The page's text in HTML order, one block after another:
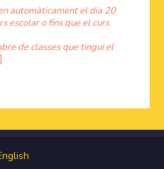
automàticament el dia 20
escolar o fins que el curs
de classes que tingui el